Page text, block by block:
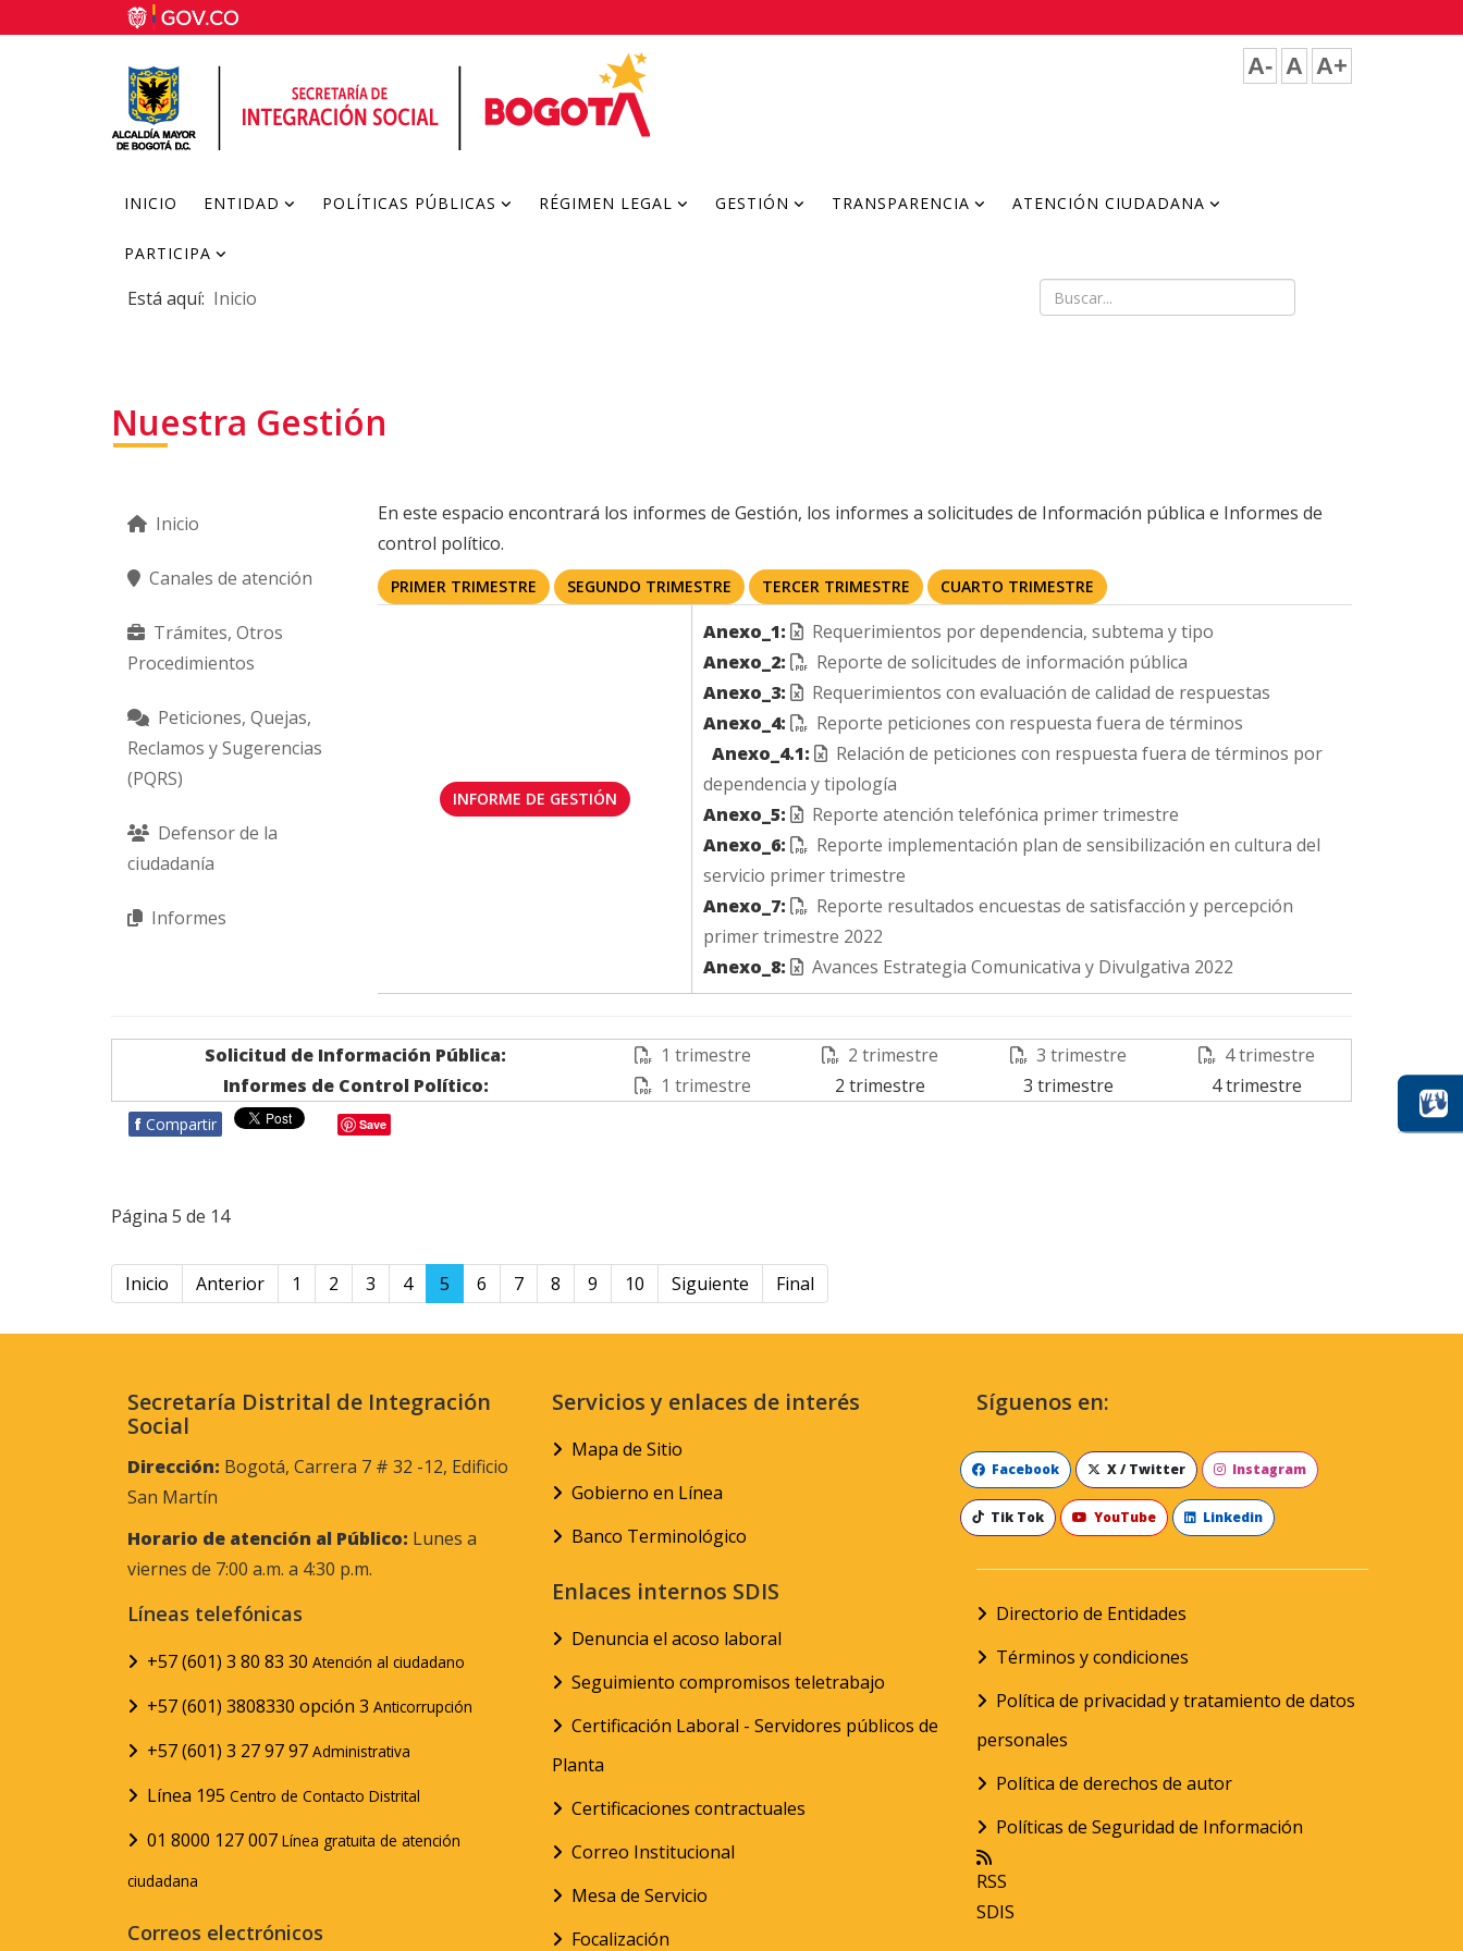
A- A A+
INICIO ENTIDAD POLÍTICAS PÚBLICAS RÉGIMEN LEGAL GESTIÓN TRANSPARENCIA ATENCIÓN CIUDADANA
PARTICIPA
Está aquí: Inicio
Nuestra Gestión
Inicio
Canales de atención
Trámites, Otros
Procedimientos
Peticiones, Quejas,
Reclamos y Sugerencias
(PQRS)
Defensor de la
ciudadanía
Informes
En este espacio encontrará los informes de Gestión, los informes a solicitudes de Información pública e Informes de
control político.
PRIMER TRIMESTRE SEGUNDO TRIMESTRE TERCER TRIMESTRE CUARTO TRIMESTRE
INFORME DE GESTIÓN
Anexo_1:
Requerimientos por dependencia, subtema y tipo
Anexo_2:
Reporte de solicitudes de información pública
Anexo_3:
Requerimientos con evaluación de calidad de respuestas
Anexo_4:
Reporte peticiones con respuesta fuera de términos
Anexo_4.1:
Relación de peticiones con respuesta fuera de términos por
dependencia y tipología
Anexo_5:
Reporte atención telefónica primer trimestre
Anexo_6:
Reporte implementación plan de sensibilización en cultura del
servicio primer trimestre
Anexo_7:
Reporte resultados encuestas de satisfacción y percepción
primer trimestre 2022
Anexo_8:
Avances Estrategia Comunicativa y Divulgativa 2022
Solicitud de Información Pública: 1 trimestre 2 trimestre 3 trimestre
4 trimestre
Informes de Control Político:
1 trimestre 2 trimestre 3 trimestre 4 trimestre
f Compartir Save
Página 5 de 14
Inicio Anterior 1 2 3 4 5 6 7 8 9 10 Siguiente Final
Secretaría Distrital de Integración
Social
Dirección: Bogotá, Carrera 7 # 32 -12, Edificio
San Martín
Horario de atención al Público: Lunes a
viernes de 7:00 a.m. a 4:30 p.m.
Líneas telefónicas
+57 (601) 3 80 83 30 Atención al ciudadano
+57 (601) 3808330 opción 3 Anticorrupción
+57 (601) 3 27 97 97 Administrativa
Línea 195 Centro de Contacto Distrital
01 8000 127 007 Línea gratuita de atención
ciudadana
Correos electrónicos
Servicios y enlaces de interés
Mapa de Sitio
Gobierno en Línea
Banco Terminológico
Enlaces internos SDIS
Denuncia el acoso laboral
Seguimiento compromisos teletrabajo
Certificación Laboral - Servidores públicos de
Planta
Certificaciones contractuales
Correo Institucional
Mesa de Servicio
Focalización
Síguenos en:
Facebook X / Twitter Instagram
Tik Tok YouTube Linkedin
Directorio de Entidades
Términos y condiciones
Política de privacidad y tratamiento de datos
personales
Política de derechos de autor
Políticas de Seguridad de Información
RSS
SDIS